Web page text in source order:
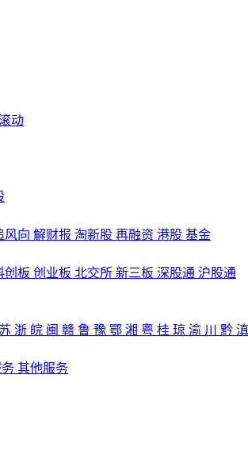
动
风向 解财报 淘新股 再融资 港股 基金
创板 创业板 北交所 新三板 深股通 沪股通
苏 浙 皖 闽 赣 鲁 豫 鄂 湘 粤 桂 琼 渝 川 黔 滇
其他服务